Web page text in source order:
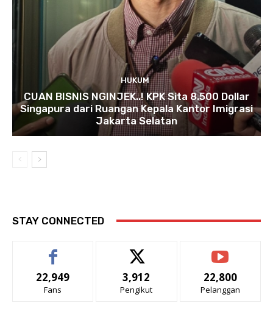
HUKUM
CUAN BISNIS NGINJEK..! KPK Sita 8.500 Dollar
Singapura dari Ruangan Kepala Kantor Imigrasi
Jakarta Selatan
STAY CONNECTED
22,949
Fans
3,912
Pengikut
22,800
Pelanggan